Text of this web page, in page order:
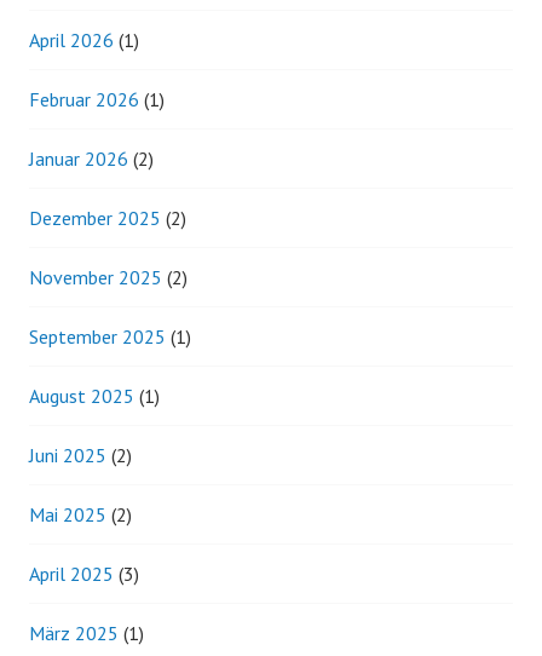
April 2026 (1)
Februar 2026 (1)
Januar 2026 (2)
Dezember 2025 (2)
November 2025 (2)
September 2025 (1)
August 2025 (1)
Juni 2025 (2)
Mai 2025 (2)
April 2025 (3)
März 2025 (1)